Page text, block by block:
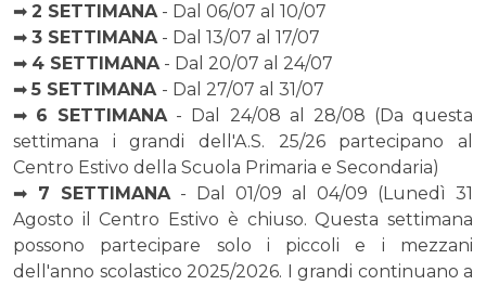
➡ 2 SETTIMANA- Dal 06/07 al 10/07
➡ 3 SETTIMANA- Dal 13/07 al 17/07
➡ 4 SETTIMANA- Dal 20/07 al 24/07
➡ 5 SETTIMANA - Dal 27/07 al 31/07
➡ 6 SETTIMANA- Dal 24/08 al 28/08 (Da questa
settimana i grandi dell'A.S. 25/26 partecipano al
Centro Estivo della Scuola Primaria e Secondaria)
➡ 7 SETTIMANA- Dal 01/09 al 04/09 (Lunedì 31
Agosto il Centro Estivo è chiuso. Questa settimana
possono partecipare solo i piccoli e i mezzani
dell'anno scolastico 2025/2026. I grandi continuano a